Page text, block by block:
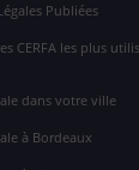
Publiées
CERFA les plus
dans votre ville
à Bordeaux